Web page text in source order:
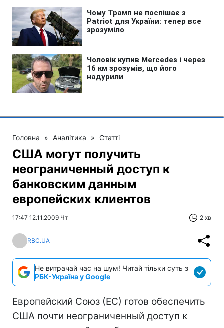
Головна » Аналітика » Статті
США могут получить
неограниченный доступ к
банковским данным
европейских клиентов
17:47 12.11.2009 Чт 2 хв
RBC.UA
Не витрачай час на шум! Читай тільки суть з
РБК-Україна у Google
Европейский Союз (ЕС) готов обеспечить
США почти неограниченный доступ к